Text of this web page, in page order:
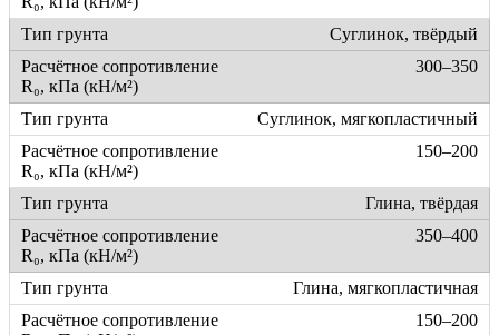
Суглинок, твёрдый
300–350
Суглинок, мягкопластичный
150–200
Глина, твёрдая
350–400
Глина, мягкопластичная
150–200